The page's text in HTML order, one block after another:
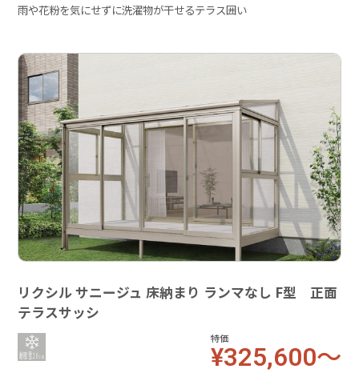
雨や花粉を気にせずに洗濯物が干せるテラス囲い
リクシル サニージュ 床納まり ランマなし F型 正面
テラスサッシ
特価
¥325,600～